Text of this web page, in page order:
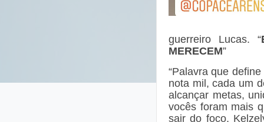
guerreiro Lucas. “
MERECEM”
“Palavra que
nota mil, cada um
alcançar metas,
vocês foram mais
sair do foco,